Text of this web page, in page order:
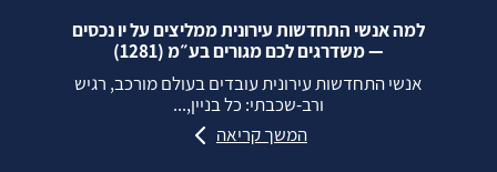
למה אנשי התחדשות עירונית ממליצים על יו נכסים
— משדרגים לכם מגורים בע״מ (1281)
אנשי התחדשות עירונית עובדים בעולם מורכב, רגיש
ורב‑שכבתי: כל בניין,...
המשך קריאה